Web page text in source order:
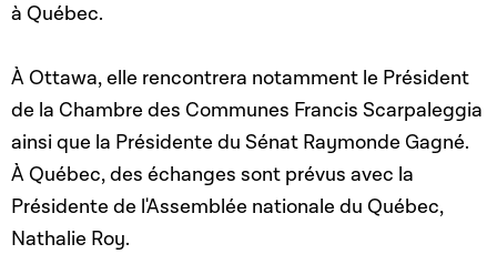
à Québec.
À Ottawa, elle rencontrera notamment le Président
de la Chambre des Communes Francis Scarpaleggia
ainsi que la Présidente du Sénat Raymonde Gagné.
À Québec, des échanges sont prévus avec la
Présidente de l'Assemblée nationale du Québec,
Nathalie Roy.